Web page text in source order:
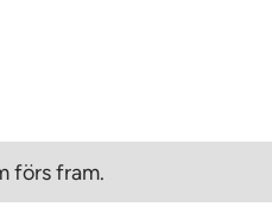
förs fram.